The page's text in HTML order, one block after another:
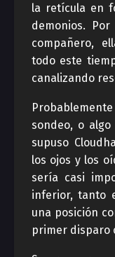
la retícula en
demonios.
compañero,
todo este
canalizando
sondeo, o
supuso
los ojos y los
sería casi
inferior, tanto
una posición
primer disparo